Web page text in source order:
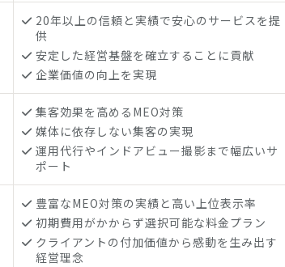
20年以上の信頼と実績で安心のサービスを提
供
安定した経営基盤を確立することに貢献
企業価値の向上を実現
集客効果を高めるMEO対策
媒体に依存しない集客の実現
運用代行やインドアビュー撮影まで幅広いサ
ポート
豊富なMEO対策の実績と高い上位表示率
初期費用がかからず選択可能な料金プラン
クライアントの付加価値から感動を生み出す
経営理念